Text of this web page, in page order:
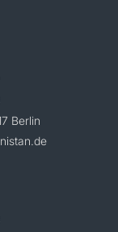
Berlin